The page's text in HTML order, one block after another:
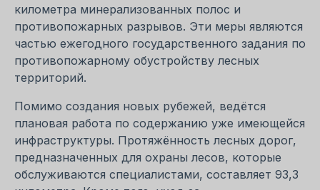
километра минерализованных полос и
противопожарных разрывов. Эти меры являются
частью ежегодного государственного задания по
противопожарному обустройству лесных
территорий.
Помимо создания новых рубежей, ведётся
плановая работа по содержанию уже имеющейся
инфраструктуры. Протяжённость лесных дорог,
предназначенных для охраны лесов, которые
обслуживаются специалистами, составляет 93,3